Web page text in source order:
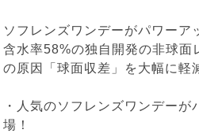
ソフレンズワンデーがパワーア
含水率58%の独自開発の非球面
の原因「球面収差」を大幅に軽
・人気のソフレンズワンデーが
場！